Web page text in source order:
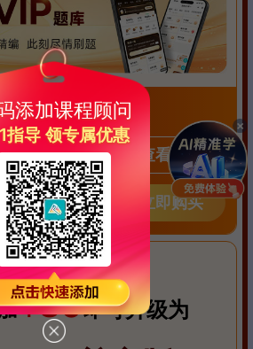
享版]
￥128
华书课包
期3天
领取
查看详情
立即购买
￥80即可升级为
添加课程顾问
指导 领专属优惠